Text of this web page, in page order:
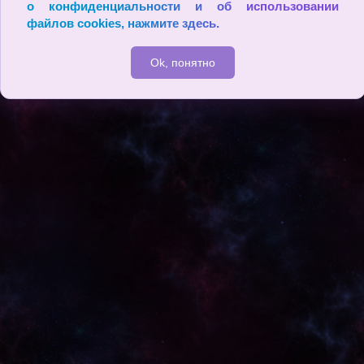
о конфиденциальности и об использовании
файлов cookies, нажмите здесь.
Ok, понятно
© Чем ближе мы соприкасаемся с великими людьми, тем более я
2009 - 2026